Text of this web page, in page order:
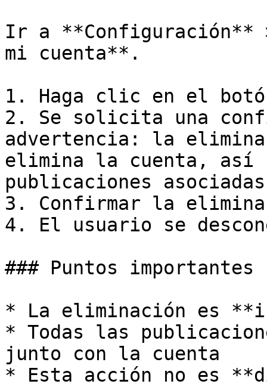
Ir a **Configuración**
mi cuenta**.
1. Haga clic en el
2. Se solicita una
advertencia: la
elimina la cuenta, así
publicaciones asociadas
3. Confirmar la
4. El usuario se
### Puntos importantes
* La eliminación es
* Todas las
junto con la cuenta
* Esta acción no es